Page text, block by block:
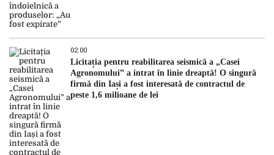
02:00
Licitația pentru reabilitarea seismică a „Casei
Agronomului” a intrat în linie dreaptă! O singură
firmă din Iași a fost interesată de contractul de
peste 1,6 milioane de lei